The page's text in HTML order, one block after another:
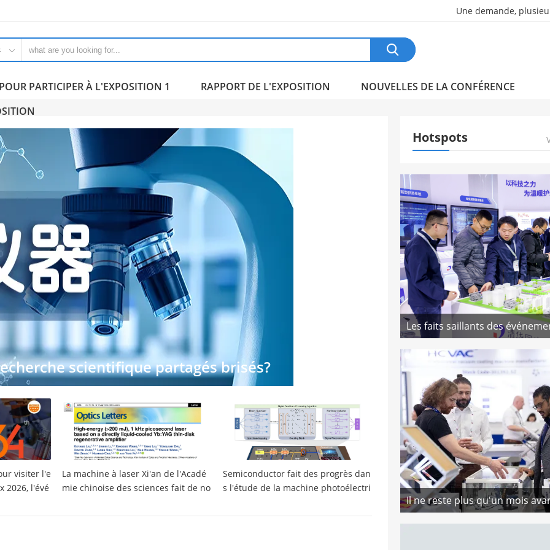
Une demande,
 
PARTICIPER À L'EXPOSITION 1 RAPPORT DE L'EXPOSITION
NOUVELLES DE LA CONFÉRENCE
scientifique partagés brisés?
garantie de partage de daï» à protég
et technologique
visiter l'e
2026, l'évé
La machine à laser Xi'an de l'Acadé
mie chinoise des sciences fait de no
lles ultra - rapide à haute fréquenc
Semiconductor fait des progrès dan
s l'étude de la machine photoélectri
Hotspots